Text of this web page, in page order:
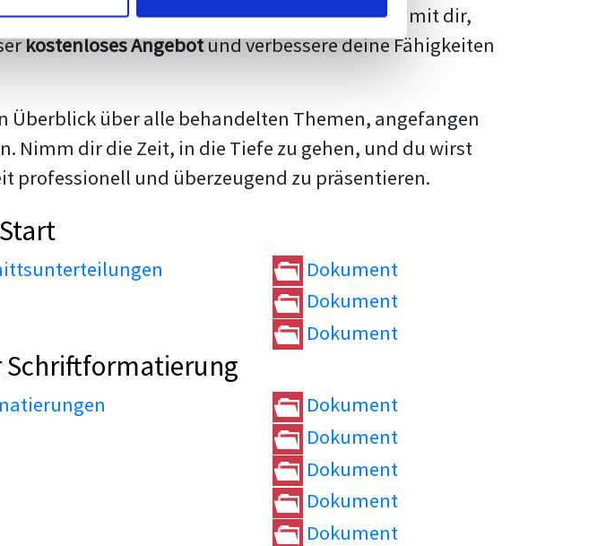
Trainer teilen wertvolleTipps und Tricks
mit dir,
kostenloses Angebotund verbessere deine Fähigkeiten
über alle behandelten Themen, angefangen
Nimm dir die Zeit, in die Tiefe zu gehen, und du wirst
professionell und überzeugend zu präsentieren.
Dokument
Dokument
Dokument
Dokument
Dokument
Dokument
Dokument
Dokument